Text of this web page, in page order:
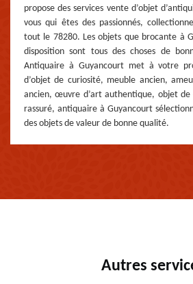
propose des services vente d’objet
vous qui êtes des passionnés,
tout le 78280. Les objets que brocante à
disposition sont tous des choses de
Antiquaire à Guyancourt met à votre
d’objet de curiosité, meuble ancien,
ancien, œuvre d’art authentique, objet de
rassuré, antiquaire à Guyancourt
des objets de valeur de bonne qualité.
Autres